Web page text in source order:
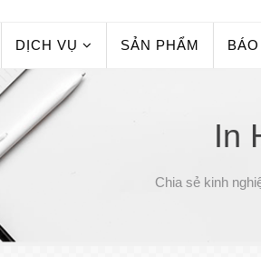
DỊCH VỤ SẢN PHẨM
In
Chia sẻ kinh